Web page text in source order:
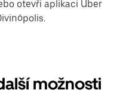
otevři aplikaci Uber
možnosti